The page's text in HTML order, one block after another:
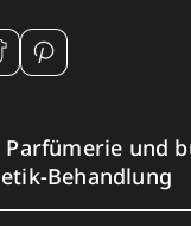
Parfümerie und
Behandlung